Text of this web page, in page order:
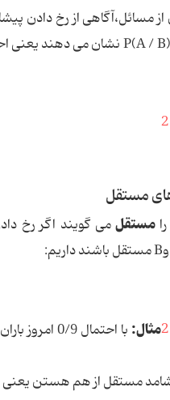
از مسائل،آگاهی از رخ دادن
P(A / B)نشان می دهند یعنی
مستقل
مستقلمی گویند اگر رخ
وBمستقل باشند داریم:
مثال:
مستقل از هم هستن یعنی